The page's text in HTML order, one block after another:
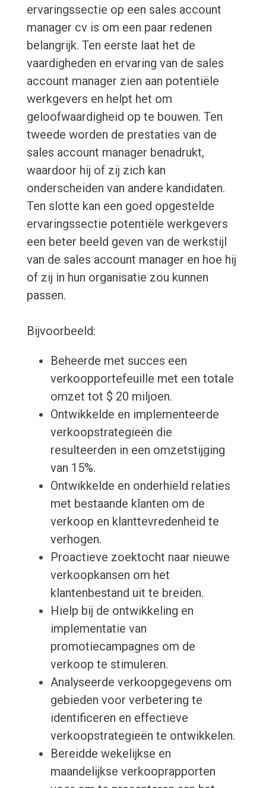
ervaringssectie op een sales account
manager cv is om een paar redenen
belangrijk. Ten eerste laat het de
vaardigheden en ervaring van de sales
account manager zien aan potentiële
werkgevers en helpt het om
geloofwaardigheid op te bouwen. Ten
tweede worden de prestaties van de
sales account manager benadrukt,
waardoor hij of zij zich kan
onderscheiden van andere kandidaten.
Ten slotte kan een goed opgestelde
ervaringssectie potentiële werkgevers
een beter beeld geven van de werkstijl
van de sales account manager en hoe hij
of zij in hun organisatie zou kunnen
passen.
Bijvoorbeeld:
Beheerde met succes een
verkoopportefeuille met een totale
omzet tot $ 20 miljoen.
Ontwikkelde en implementeerde
verkoopstrategieën die
resulteerden in een omzetstijging
van 15%.
Ontwikkelde en onderhield relaties
met bestaande klanten om de
verkoop en klanttevredenheid te
verhogen.
Proactieve zoektocht naar nieuwe
verkoopkansen om het
klantenbestand uit te breiden.
Hielp bij de ontwikkeling en
implementatie van
promotiecampagnes om de
verkoop te stimuleren.
Analyseerde verkoopgegevens om
gebieden voor verbetering te
identificeren en effectieve
verkoopstrategieën te ontwikkelen.
Bereidde wekelijkse en
maandelijkse verkooprapporten